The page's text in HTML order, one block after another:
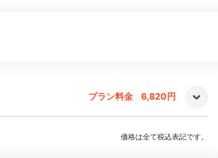
プラン料金 6,820円
価格は全て税込表記です。